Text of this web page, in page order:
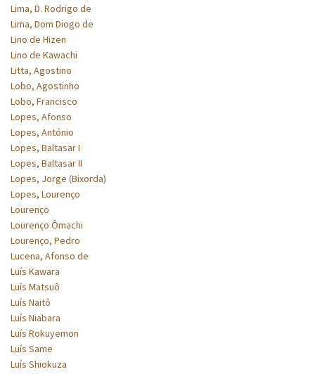
Lima, D. Rodrigo de
Lima, Dom Diogo de
Lino de Hizen
Lino de Kawachi
Litta, Agostino
Lobo, Agostinho
Lobo, Francisco
Lopes, Afonso
Lopes, António
Lopes, Baltasar I
Lopes, Baltasar II
Lopes, Jorge (Bixorda)
Lopes, Lourenço
Lourenço
Lourenço Ômachi
Lourenço, Pedro
Lucena, Afonso de
Luís Kawara
Luís Matsuô
Luís Naitô
Luís Niabara
Luís Rokuyemon
Luís Same
Luís Shiokuza